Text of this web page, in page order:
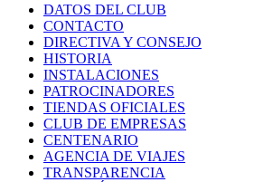
DATOS DEL CLUB
CONTACTO
DIRECTIVA Y CONSEJO
HISTORIA
INSTALACIONES
PATROCINADORES
TIENDAS OFICIALES
CLUB DE EMPRESAS
CENTENARIO
AGENCIA DE VIAJES
TRANSPARENCIA